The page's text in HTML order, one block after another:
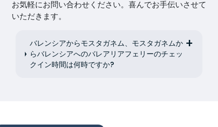
お気軽にお問い合わせください。喜んでお手伝いさせて
いただきます。
バレンシアからモスタガネム、モスタガネムか
らバレンシアへのバレアリアフェリーのチェッ
クイン時間は何時ですか?